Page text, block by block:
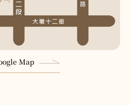
Map